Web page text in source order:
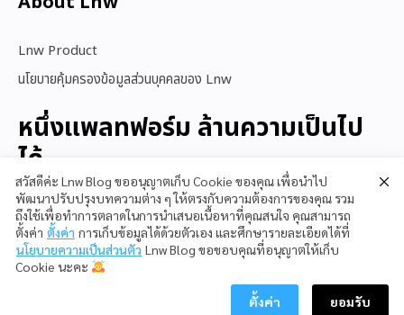
Lnw Product
นโยบายคุ้มครองข้อมูลส่วนบุคคลของ Lnw
หนึ่งแพลทฟอร์ม ล้านความเป็นไป
ได้
สนใจใช้ LnwShop
Copyright © 2023 LnwShop Company Limited
สวัสดีค่ะ Lnw Blog ขออนุญาตเก็บ Cookie ของคุณ เพื่อนำไป
พัฒนาปรับปรุงบทความต่าง ๆ ให้ตรงกับความต้องการของคุณ รวม
ถึงใช้เพื่อทำการตลาดในการนำเสนอเนื้อหาที่คุณสนใจ คุณสามารถ
ตั้งค่า ตั้งค่า การเก็บข้อมูลได้ด้วยตัวเอง และศึกษารายละเอียดได้ที่
นโยบายความเป็นส่วนตัว Lnw Blog ขอขอบคุณที่อนุญาตให้เก็บ
Cookie นะคะ
ตั้งค่า ยอมรับ